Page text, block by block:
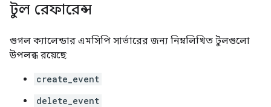
টুল রেফারেন্স
গুগল ক্যালেন্ডার এমসিপি সার্ভারের জন্য নিম্নলিখিত টুলগুলো
উপলব্ধ রয়েছে:
create_event
delete_event